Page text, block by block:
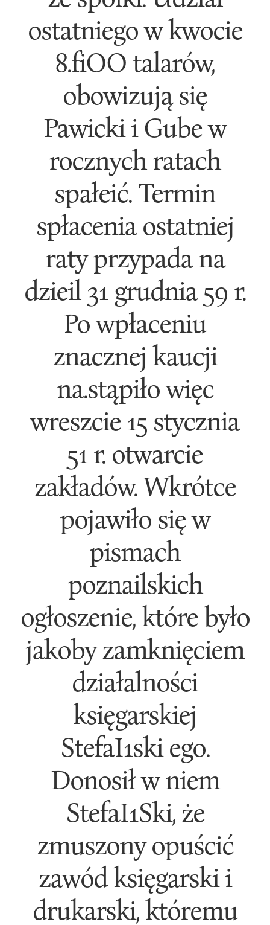
ostatniego w kwocie
8.fiOO talarów,
obowizują się
Pawicki i Gube w
rocznych ratach
spałeić. Termin
spłacenia ostatniej
raty przypada na
dzieil 31 grudnia 59 r.
Po wpłaceniu
znacznej kaucji
na.stąpiło więc
wreszcie 15 stycznia
51 r. otwarcie
zakładów. Wkrótce
pojawiło się w
pismach
poznailskich
ogłoszenie, które było
jakoby zamknięciem
działalności
księgarskiej
StefaI1ski ego.
Donosił w niem
StefaI1Ski, że
zmuszony opuścić
zawód księgarski i
drukarski, któremu